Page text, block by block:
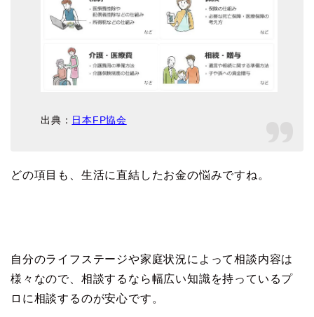
出典： 日本FP協会
どの項目も、生活に直結したお金の悩みですね。
自分のライフステージや家庭状況によって相談内容は
様々なので、相談するなら幅広い知識を持っているプ
ロに相談するのが安心です。